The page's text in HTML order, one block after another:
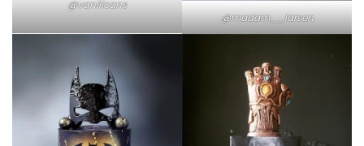
@vanilicans
@madam__larsen